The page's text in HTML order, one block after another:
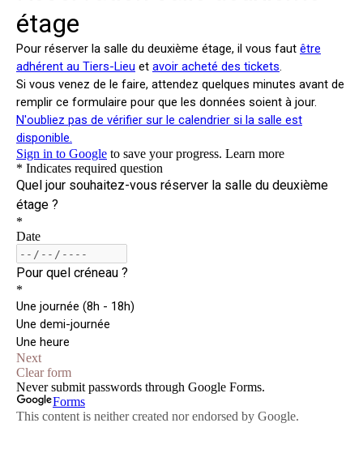
17 h
18 h
19 h
20 h
21 h
22 h
23 h
Title